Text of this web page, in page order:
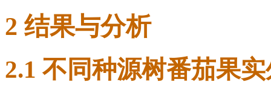
2 结果与分析
2.1 不同种源树番茄果